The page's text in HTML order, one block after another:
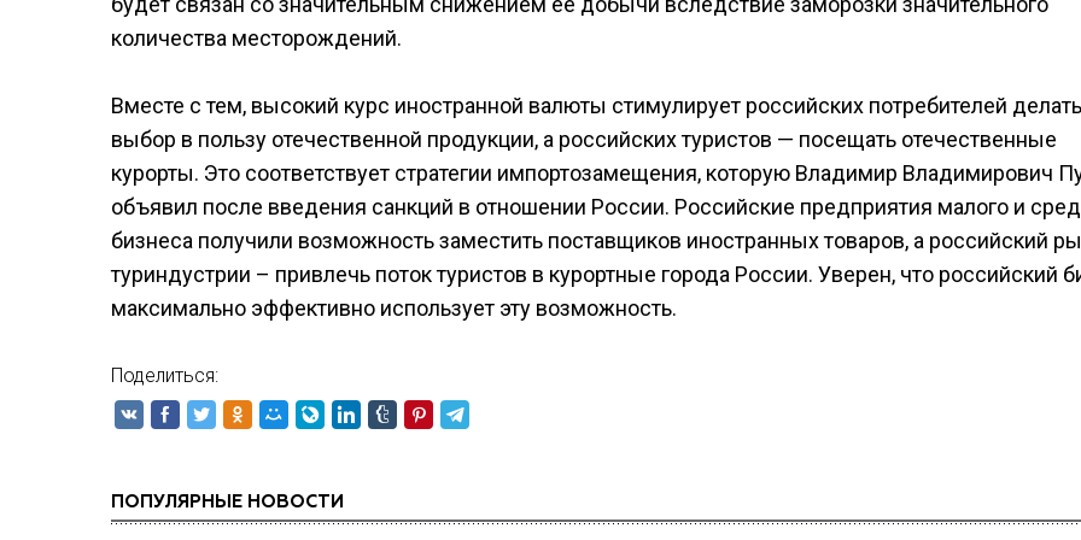
количества месторождений.
Вместе с тем, высокий курс иностранной валюты стимулирует российских потребителей делать
выбор в пользу отечественной продукции, а российских туристов — посещать отечественные
курорты. Это соответствует стратегии импортозамещения, которую Владимир Владимирович
объявил после введения санкций в отношении России. Российские предприятия малого и
бизнеса получили возможность заместить поставщиков иностранных товаров, а российский
туриндустрии – привлечь поток туристов в курортные города России. Уверен, что российский
максимально эффективно использует эту возможность.
Поделиться:
ПОПУЛЯРНЫЕ НОВОСТИ